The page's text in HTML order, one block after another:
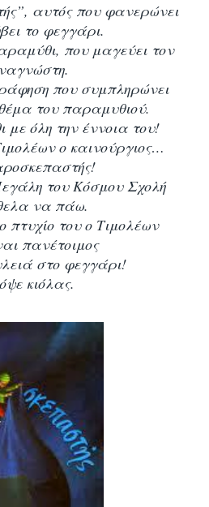
αυτός που φανερώνει
το φεγγάρι.
που μαγεύει τον
που συμπληρώνει
του παραμυθιού.
με όλη την έννοια του!
ο καινούργιος…
του Κόσμου Σχολή
να πάω.
πτυχίο του ο Τιμολέων
πανέτοιμος
στο φεγγάρι!
κιόλας.